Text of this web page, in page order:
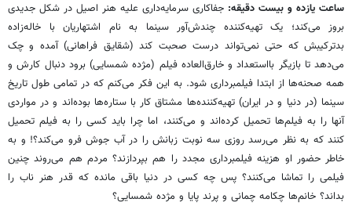
ساعت یازده و بیست دقیقه: جفاکاری سرمایه‌داری علیه هنر اصیل در شکل جدیدی
بروز می‌کند؛ یک تهیه‌کننده چندش‌آور سینما به نام اشتهاریان با خاله‌زاده
بدترکیبش که حتی نمی‌تواند درست صحبت کند (شقایق فراهانی) آمده و چک
می‌دهد تا بازیگر بااستعداد و خارق‌العاده فیلم (مژده شمسایی) برود دنبال کارش و
همه صحنه‌ها از ابتدا فیلمبرداری شود. به این فکر می‌کنم که در تمامی طول تاریخ
سینما (در دنیا و در ایران) تهیه‌کننده‌ها مشتاق کار با ستاره‌ها بوده‌اند و در مواردی
آنها را به فیلم‌ها تحمیل کرده‌اند و می‌کنند، اما چرا باید کسی را به فیلم تحمیل
کنند که به نظر می‌رسد روزی سه نوبت زبانش را در آب جوش فرو می‌کند؟! و به
خاطر حضور او هزینه فیلمبرداری مجدد را هم بپردازند؟ مردم هم می‌روند چنین
فیلمی را تماشا می‌کنند؟ پس چه کسی در دنیا باقی مانده که قدر هنر ناب را
بداند؟ خانم‌ها چکامه چمانی و پرند پایا و مژده شمسایی؟